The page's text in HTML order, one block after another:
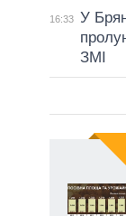
16:33 У
ЗМІ